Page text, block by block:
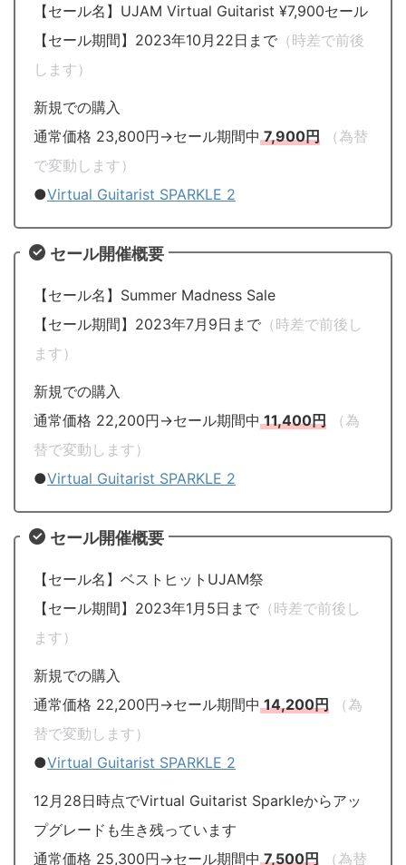
【セール名】UJAM Virtual Guitarist ¥7,900セール
【セール期間】2023年10月22日まで （時差で前後
します）
新規での購入
通常価格 23,800円→セール期間中7,900円
（為替
で変動します）
●Virtual Guitarist SPARKLE 2
セール開催概要
【セール名】Summer Madness Sale
【セール期間】2023年7月9日まで （時差で前後し
ます）
新規での購入
通常価格 22,200円→セール期間中11,400円
（為
替で変動します）
●Virtual Guitarist SPARKLE 2
セール開催概要
【セール名】ベストヒットUJAM祭
【セール期間】2023年1月5日まで （時差で前後し
ます）
新規での購入
通常価格 22,200円→セール期間中14,200円
（為
替で変動します）
●Virtual Guitarist SPARKLE 2
12月28日時点でVirtual Guitarist Sparkleからアッ
プグレードも生き残っています
通常価格 25,300円→セール期間中7,500円
（為替